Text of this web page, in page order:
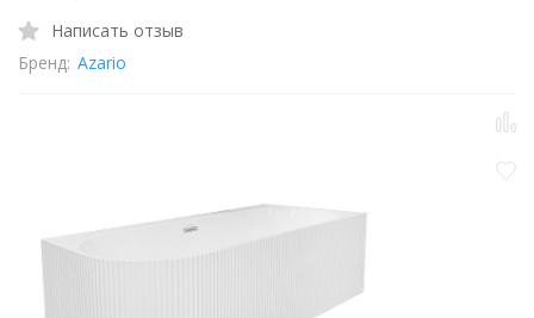
Написать отзыв
Бренд: Azario